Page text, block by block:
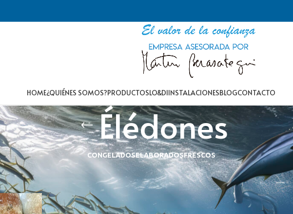
HOME¿QUIÉNES SOMOS?PRODUCTOSLO&DIINSTALACIONESBLOGCONTACTO
Élédones
CONGELADOSELABORADOSFRESCOS